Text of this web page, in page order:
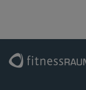
Erkrankungen